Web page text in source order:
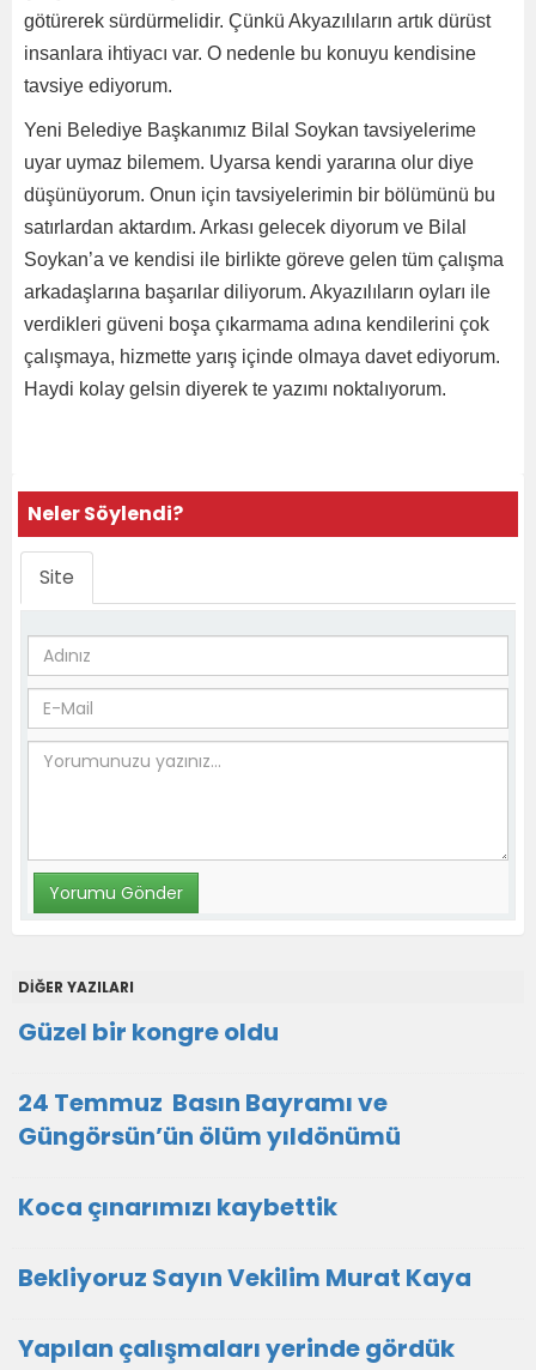
götürerek sürdürmelidir. Çünkü Akyazılıların artık dürüst
insanlara ihtiyacı var. O nedenle bu konuyu kendisine
tavsiye ediyorum.
Yeni Belediye Başkanımız Bilal Soykan tavsiyelerime
uyar uymaz bilemem. Uyarsa kendi yararına olur diye
düşünüyorum. Onun için tavsiyelerimin bir bölümünü bu
satırlardan aktardım. Arkası gelecek diyorum ve Bilal
Soykan’a ve kendisi ile birlikte göreve gelen tüm çalışma
arkadaşlarına başarılar diliyorum. Akyazılıların oyları ile
verdikleri güveni boşa çıkarmama adına kendilerini çok
çalışmaya, hizmette yarış içinde olmaya davet ediyorum.
Haydi kolay gelsin diyerek te yazımı noktalıyorum.
Neler Söylendi?
Site
DİĞER YAZILARI
Güzel bir kongre oldu
24 Temmuz Basın Bayramı ve
Güngörsün’ün ölüm yıldönümü
Koca çınarımızı kaybettik
Bekliyoruz Sayın Vekilim Murat Kaya
Yapılan çalışmaları yerinde gördük